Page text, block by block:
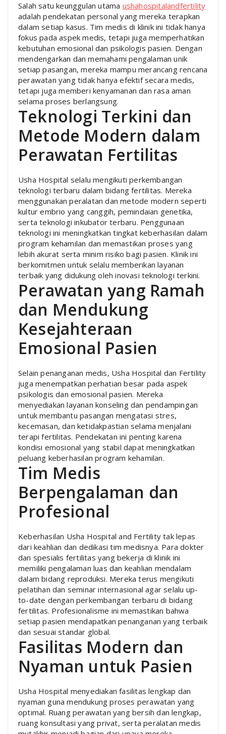
Salah satu keunggulan utama ushahospitalandfertility
adalah pendekatan personal yang mereka terapkan
dalam setiap kasus. Tim medis di klinik ini tidak hanya
fokus pada aspek medis, tetapi juga memperhatikan
kebutuhan emosional dan psikologis pasien. Dengan
mendengarkan dan memahami pengalaman unik
setiap pasangan, mereka mampu merancang rencana
perawatan yang tidak hanya efektif secara medis,
tetapi juga memberi kenyamanan dan rasa aman
selama proses berlangsung.
Teknologi Terkini dan
Metode Modern dalam
Perawatan Fertilitas
Usha Hospital selalu mengikuti perkembangan
teknologi terbaru dalam bidang fertilitas. Mereka
menggunakan peralatan dan metode modern seperti
kultur embrio yang canggih, pemindaian genetika,
serta teknologi inkubator terbaru. Penggunaan
teknologi ini meningkatkan tingkat keberhasilan dalam
program kehamilan dan memastikan proses yang
lebih akurat serta minim risiko bagi pasien. Klinik ini
berkomitmen untuk selalu memberikan layanan
terbaik yang didukung oleh inovasi teknologi terkini.
Perawatan yang Ramah
dan Mendukung
Kesejahteraan
Emosional Pasien
Selain penanganan medis, Usha Hospital dan Fertility
juga menempatkan perhatian besar pada aspek
psikologis dan emosional pasien. Mereka
menyediakan layanan konseling dan pendampingan
untuk membantu pasangan mengatasi stres,
kecemasan, dan ketidakpastian selama menjalani
terapi fertilitas. Pendekatan ini penting karena
kondisi emosional yang stabil dapat meningkatkan
peluang keberhasilan program kehamilan.
Tim Medis
Berpengalaman dan
Profesional
Keberhasilan Usha Hospital and Fertility tak lepas
dari keahlian dan dedikasi tim medisnya. Para dokter
dan spesialis fertilitas yang bekerja di klinik ini
memiliki pengalaman luas dan keahlian mendalam
dalam bidang reproduksi. Mereka terus mengikuti
pelatihan dan seminar internasional agar selalu up-
to-date dengan perkembangan terbaru di bidang
fertilitas. Profesionalisme ini memastikan bahwa
setiap pasien mendapatkan penanganan yang terbaik
dan sesuai standar global.
Fasilitas Modern dan
Nyaman untuk Pasien
Usha Hospital menyediakan fasilitas lengkap dan
nyaman guna mendukung proses perawatan yang
optimal. Ruang perawatan yang bersih dan lengkap,
ruang konsultasi yang privat, serta peralatan medis